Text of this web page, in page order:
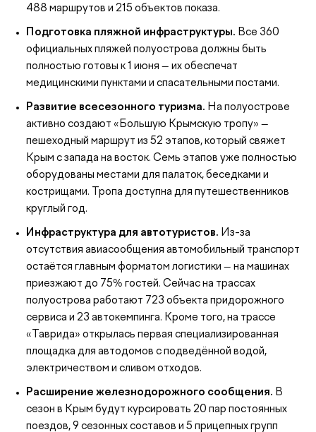
488 маршрутов и 215 объектов показа.
Подготовка пляжной инфраструктуры. Все 360
официальных пляжей полуострова должны быть
полностью готовы к 1 июня — их обеспечат
медицинскими пунктами и спасательными постами.
Развитие всесезонного туризма. На полуострове
активно создают «Большую Крымскую тропу» —
пешеходный маршрут из 52 этапов, который свяжет
Крым с запада на восток. Семь этапов уже полностью
оборудованы местами для палаток, беседками и
кострищами. Тропа доступна для путешественников
круглый год.
Инфраструктура для автотуристов. Из-за
отсутствия авиасообщения автомобильный транспорт
остаётся главным форматом логистики — на машинах
приезжают до 75% гостей. Сейчас на трассах
полуострова работают 723 объекта придорожного
сервиса и 23 автокемпинга. Кроме того, на трассе
«Таврида» открылась первая специализированная
площадка для автодомов с подведённой водой,
электричеством и сливом отходов.
Расширение железнодорожного сообщения. В
сезон в Крым будут курсировать 20 пар постоянных
поездов, 9 сезонных составов и 5 прицепных групп